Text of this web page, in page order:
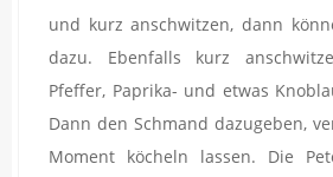
und kurz anschwitzen, dann
dazu. Ebenfalls kurz
Pfeffer, Paprika- und etwas
Dann den Schmand dazugeben,
Moment köcheln lassen. Die